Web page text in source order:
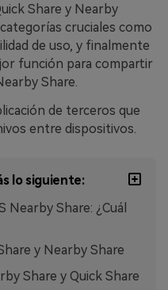
Wutsapper)
de WhatsApp y
sin restablecer los
del teléfono, de
Share y Nearby
cruciales como
de uso, y finalmente
función para compartir
Share.
de terceros que
entre dispositivos.
lo siguiente:
Nearby Share: ¿Cuál
y Nearby Share
Share y Quick Share